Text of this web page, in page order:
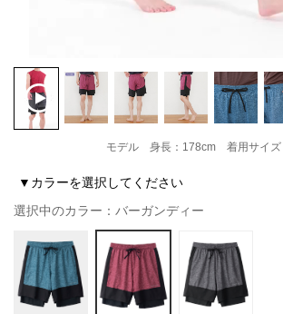
モデル 身長：178cm 着用サイズ
▼カラーを選択してください
選択中のカラー：バーガンディー